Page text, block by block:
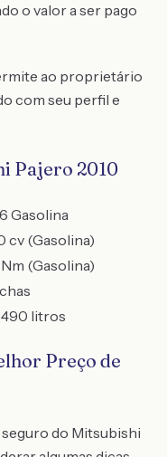
o valor a ser pago
ao proprietário
com seu perfil e
Pajero 2010
Gasolina
cv (Gasolina)
(Gasolina)
490 litros
Preço de
do Mitsubishi